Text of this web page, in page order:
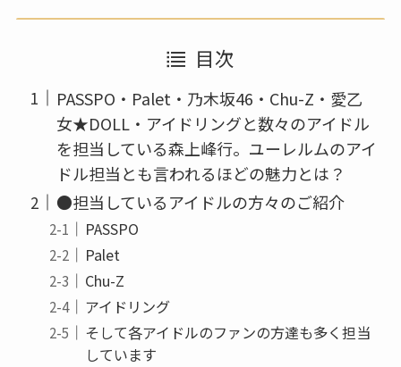
目次
PASSPO・Palet・乃木坂46・Chu-Z・愛乙
女★DOLL・アイドリングと数々のアイドル
を担当している森上峰行。ユーレルムのアイ
ドル担当とも言われるほどの魅力とは？
●担当しているアイドルの方々のご紹介
PASSPO
Palet
Chu-Z
アイドリング
そして各アイドルのファンの方達も多く担当
しています